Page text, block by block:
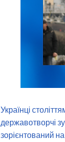
Українці
державотворчі
зорієнтований